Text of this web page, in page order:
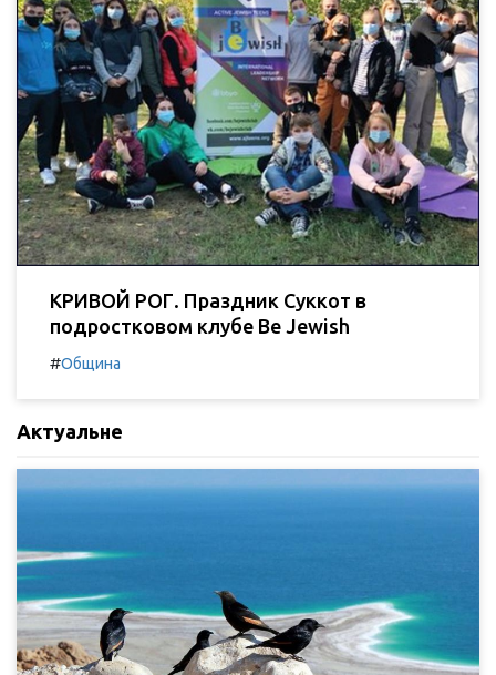
КРИВОЙ РОГ. Праздник Суккот в
подростковом клубе Be Jewish
#Община
Актуальне